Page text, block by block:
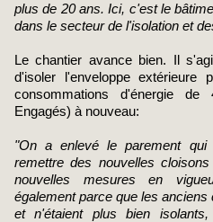
plus de 20 ans. Ici, c'est le
dans le secteur de l'isolation et
Le chantier avance bien. Il
d'isoler l'enveloppe extérieure
consommations d'énergie de
Engagés) à nouveau:
"On a enlevé le parement
remettre des nouvelles
nouvelles mesures en
également parce que les
et n'étaient plus bien